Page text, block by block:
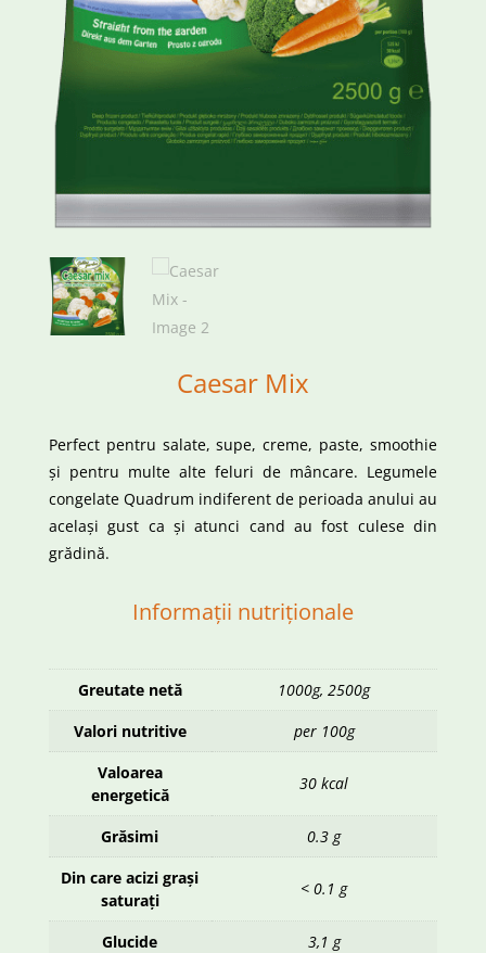
Caesar Mix
Perfect pentru salate, supe, creme, paste, smoothie
și pentru multe alte feluri de mâncare. Legumele
congelate Quadrum indiferent de perioada anului au
același gust ca și atunci cand au fost culese din
grădină.
Informații nutriționale
Greutate netă
1000g, 2500g
Valori nutritive
per 100g
Valoarea
energetică
30 kcal
Grăsimi
0.3 g
Din care acizi grași
saturați
< 0.1 g
Glucide
3,1 g